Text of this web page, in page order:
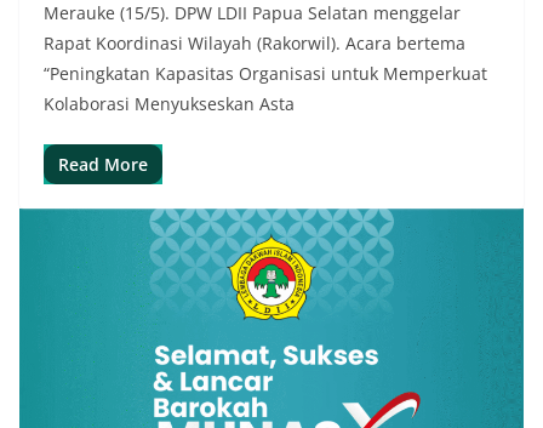
Merauke (15/5). DPW LDII Papua Selatan menggelar
Rapat Koordinasi Wilayah (Rakorwil). Acara bertema
“Peningkatan Kapasitas Organisasi untuk Memperkuat
Kolaborasi Menyukseskan Asta
Read More